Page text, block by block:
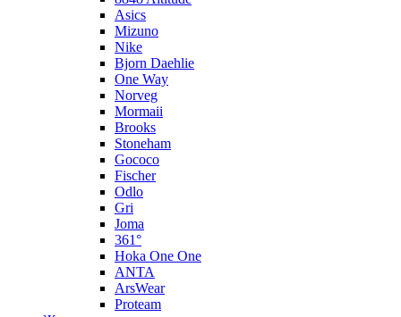
Asics
Mizuno
Nike
Bjorn Daehlie
One Way
Norveg
Mormaii
Brooks
Stoneham
Gococo
Fischer
Odlo
Gri
Joma
361°
Hoka One One
ANTA
ArsWear
Proteam